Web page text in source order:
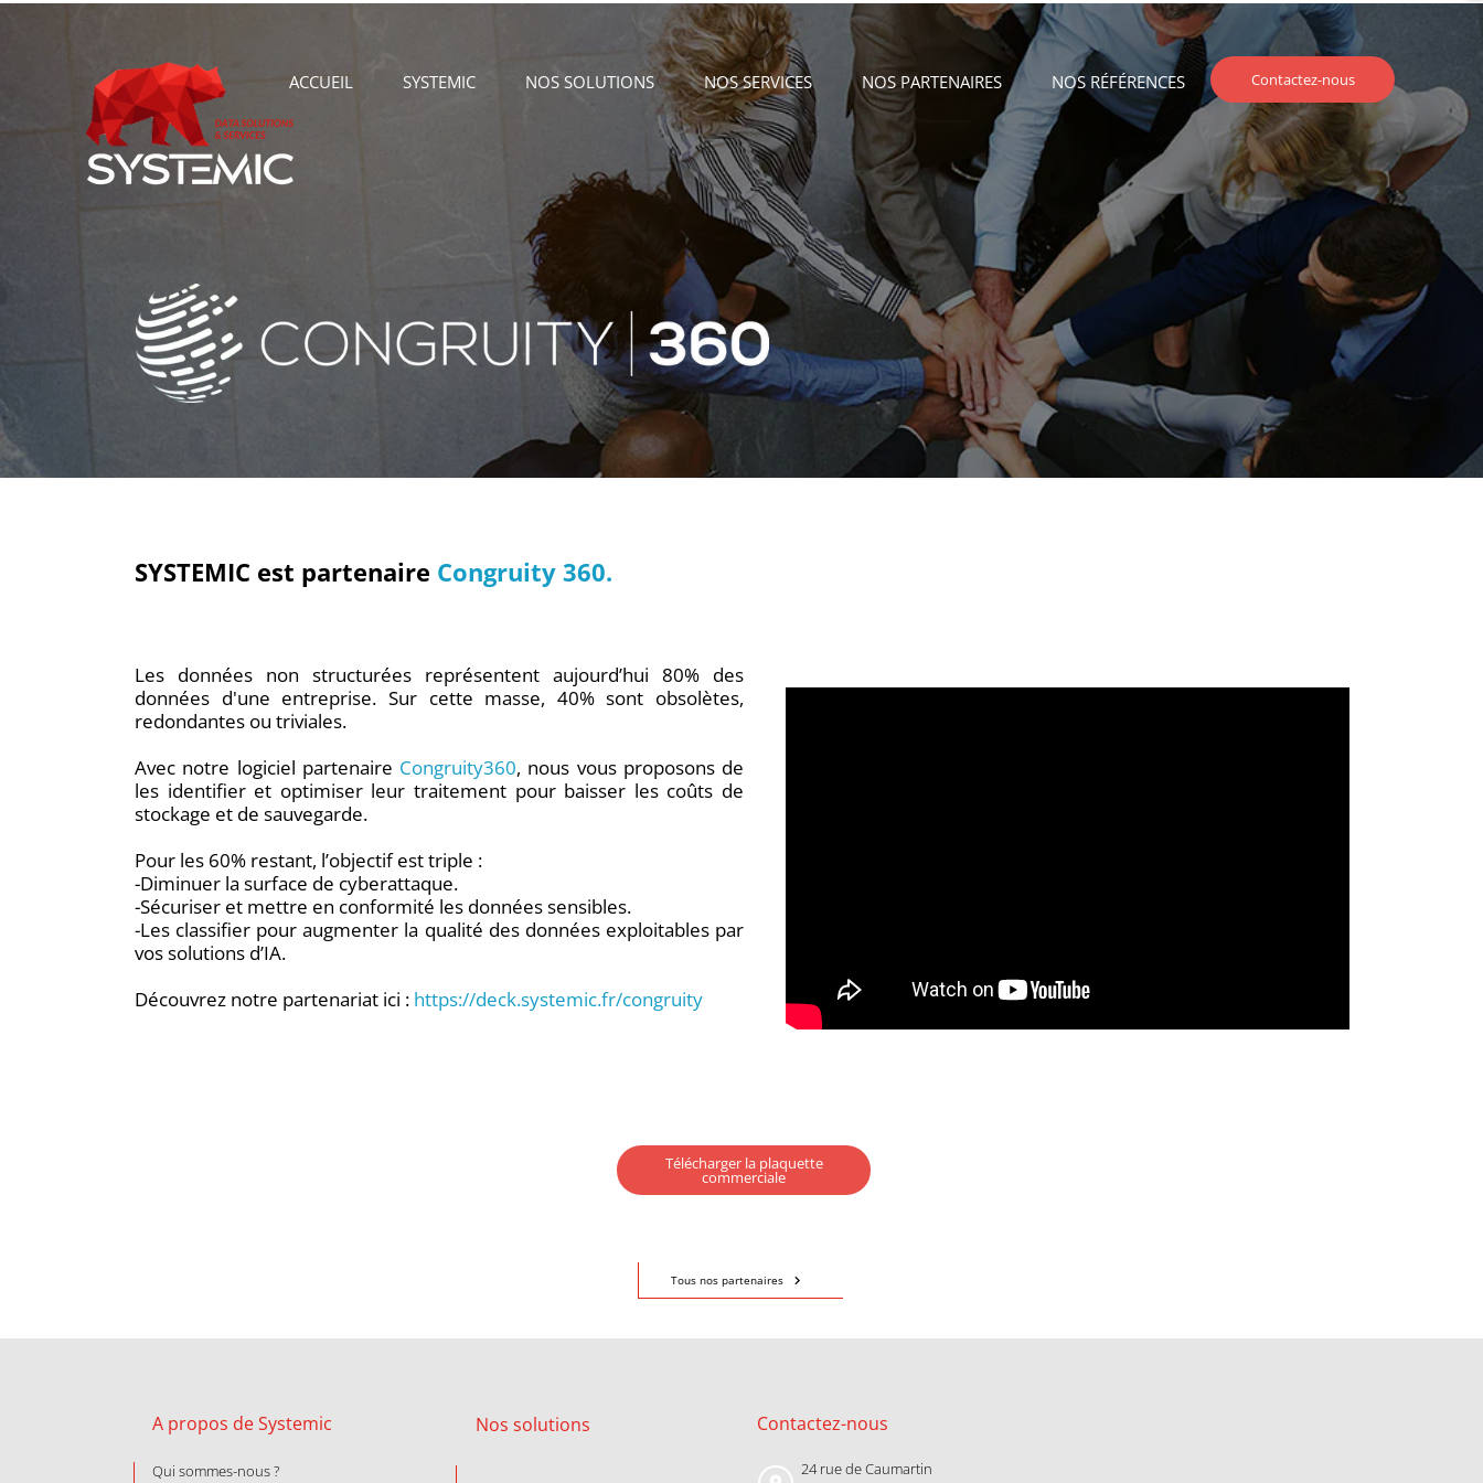
A propos de Systemic
Qui sommes-nous ?
Nos solutions
24 rue de Caumartin
Contactez-nous
ACCUEIL SYSTEMIC NOS SOLUTIONS NOS SERVICES NOS PARTENAIRES NOS RÉFÉRENCES Contactez-nous
SYSTEMIC est partenaire Congruity 360.
Les données non structurées représentent aujourd’hui 80% des
données d'une entreprise. Sur cette masse, 40% sont obsolètes,
redondantes ou triviales.
Avec notre logiciel partenaire Congruity360, nous vous proposons de
les identifier et optimiser leur traitement pour baisser les coûts de
stockage et de sauvegarde.
Pour les 60% restant, l’objectif est triple :
-Diminuer la surface de cyberattaque.
-Sécuriser et mettre en conformité les données sensibles.
-Les classifier pour augmenter la qualité des données exploitables par
vos solutions d’IA.
Découvrez notre partenariat ici : https://deck.systemic.fr/congruity
Télécharger la plaquette
commerciale
chevron_right
Tous nos partenaires